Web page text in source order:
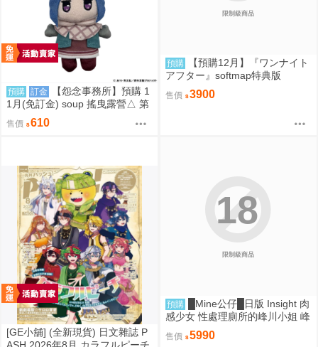
預購 訂金
【怨念事務所】預購 1
1月(免訂金) soup 搖曳露營△ 第
3季 Q版珠鍊布偶吊飾 娃娃 玩偶
志摩凜 0825
售價 610
限制級商品
預購
【預購12月】『ワンナイト
アフター』softmap特典版
售價 3900
[GE小舖] (全新現貨) 日文雜誌 P
ASH 2026年8月 カラフルピーチ
限制級商品
18
預購
█Mine公仔█日版 Insight 肉
感少女 性處理廁所的峰川小姐 峰
川さん 1/5 PMMA D9263
售價 5990